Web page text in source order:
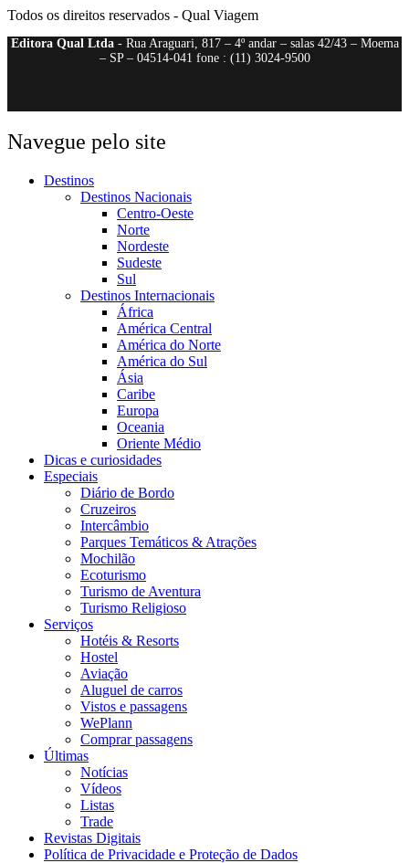
Todos os direitos reservados - Qual Viagem
Editora Qual Ltda- Rua Araguari, 817 – 4º andar – salas 42/43 – Moema
– SP – 04514-041 fone : (11) 3024-9500
Navegue pelo site
Destinos
Destinos Nacionais
Centro-Oeste
Norte
Nordeste
Sudeste
Sul
Destinos Internacionais
África
América Central
América do Norte
América do Sul
Ásia
Caribe
Europa
Oceania
Oriente Médio
Dicas e curiosidades
Especiais
Diário de Bordo
Cruzeiros
Intercâmbio
Parques Temáticos & Atrações
Mochilão
Ecoturismo
Turismo de Aventura
Turismo Religioso
Serviços
Hotéis & Resorts
Hostel
Aviação
Aluguel de carros
Vistos e passagens
WePlann
Comprar passagens
Últimas
Notícias
Vídeos
Listas
Trade
Revistas Digitais
Política de Privacidade e Proteção de Dados